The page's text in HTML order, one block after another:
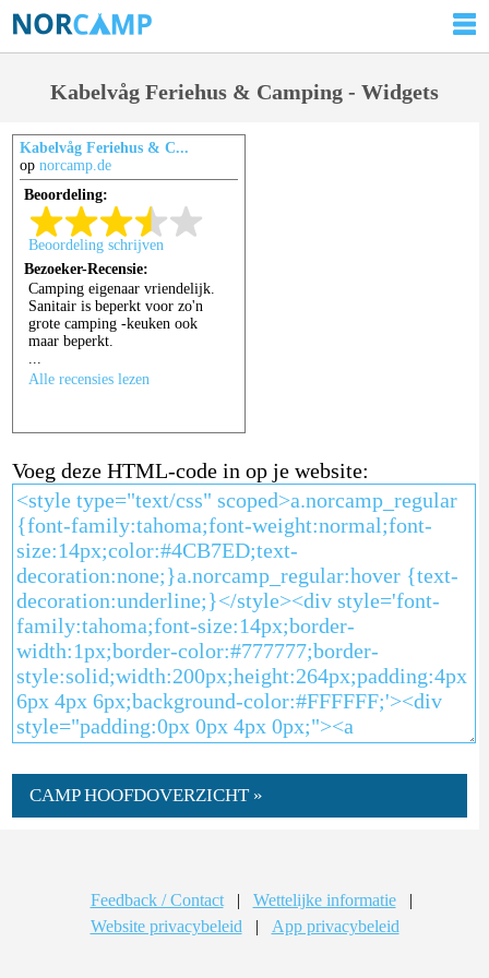
Kabelvåg Feriehus & Camping - Widgets
Kabelvåg Feriehus & C...
op norcamp.de
Voeg deze HTML-code in op je website:
CAMP HOOFDOVERZICHT »
Feedback / Contact | Wettelijke informatie
|
Website privacybeleid
| App privacybeleid